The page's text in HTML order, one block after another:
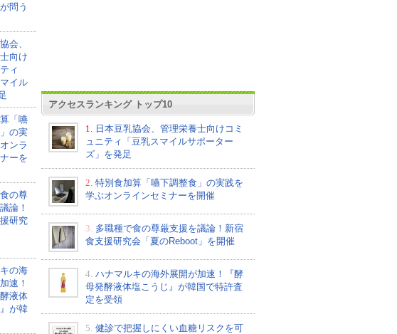
問う
会、
向け
ィ
イル
「嚥
の実
ンラ
ーを
の尊
論！
研究
の海
速！
液体
が韓
アクセスランキング トップ10
1.
日本豆乳協会、管理栄養士向けコミ
ュニティ「豆乳スマイルサポーター
ズ」を発足
2. 特別食加算「嚥下調整食」の実践を
学ぶオンラインセミナーを開催
3. 多職種で食の尊厳支援を議論！新宿
食支援研究会「夏のReboot」を開催
4. ハナマルキの海外展開が加速！『酵
母発酵液体塩こうじ』が韓国で特許査
定を受領
5. 健診で把握しにくい血糖リスクを可